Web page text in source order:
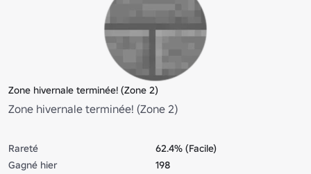
Zone hivernale terminée! (Zone 2)
Zone hivernale terminée! (Zone 2)
Rareté
62.4% (Facile)
Gagné hier
198